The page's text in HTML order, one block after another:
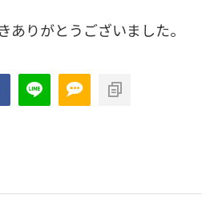
ありがとうございました。